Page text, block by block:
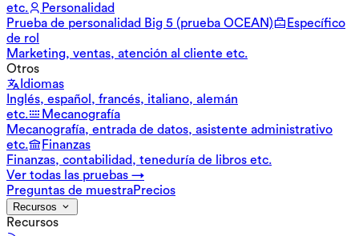
etc.
Personalidad
Prueba de personalidad Big 5 (prueba OCEAN)
Específico
de rol
Marketing, ventas, atención al cliente etc.
Otros
Idiomas
Inglés, español, francés, italiano, alemán
etc.
Mecanografía
Mecanografía, entrada de datos, asistente administrativo
etc.
Finanzas
Finanzas, contabilidad, teneduría de libros etc.
Ver todas las pruebas →
Preguntas de muestraPrecios
Recursos
Recursos